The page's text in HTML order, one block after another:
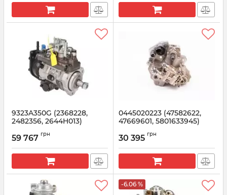
9323A350G (2368228,
2482356, 2644H013)
CATERPILLAR, PERKINS
Артикул: 9323A350G
59 767 грн
0445020223 (47582622,
47669601, 5801633945)
Артикул: 0445020223
30 395 грн
-6.06 %